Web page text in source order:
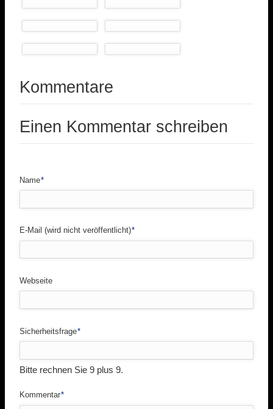
Kommentare
Einen Kommentar schreiben
Pflichtfeld
Name*
Pflichtfeld
E-Mail (wird nicht veröffentlicht)*
Webseite
Pflichtfeld
Sicherheitsfrage*
Bitte rechnen Sie 9 plus 9.
Pflichtfeld
Kommentar*